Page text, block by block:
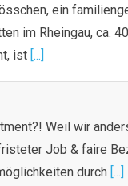
ein
im Rheingau, ca.
ist [...]
Weil wir
Job & faire
durch [...]